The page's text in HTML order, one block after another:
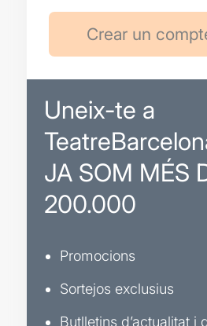
Uneix-te a
JA SOM MÉS
200.000
Promocions
Sortejos exclusius
Butlletins d’actualitat i